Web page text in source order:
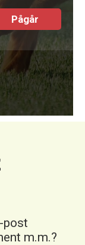
Pågår
post
m.m.?